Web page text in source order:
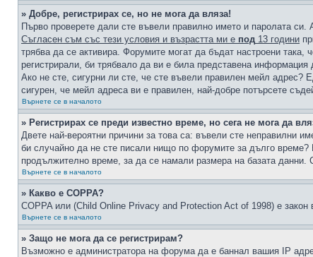
» Добре, регистрирах се, но не мога да вляза!
Първо проверете дали сте въвели правилно името и паролата
Съгласен съм със тези условия и възрастта ми е под 13 години
трябва да се активира. Форумите могат да бъдат настроени така,
регистрирали, би трябвало да ви е била представена
Ако не сте, сигурни ли сте, че сте въвели правилен мейл адрес?
сигурен, че мейл адреса ви е правилен, най-добре потърсете
Върнете се в началото
» Регистрирах се преди известно време, но сега не мога да
Двете най-вероятни причини за това са: въвели сте неправилни
би случайно да не сте писали нищо по форумите за дълго време?
продължително време, за да се намали размера на базата данни.
Върнете се в началото
» Какво е COPPA?
COPPA или (Child Online Privacy and Protection Act of 1998) е
Върнете се в началото
» Защо не мога да се регистрирам?
Възможно е администратора на форума да е баннал вашия IP